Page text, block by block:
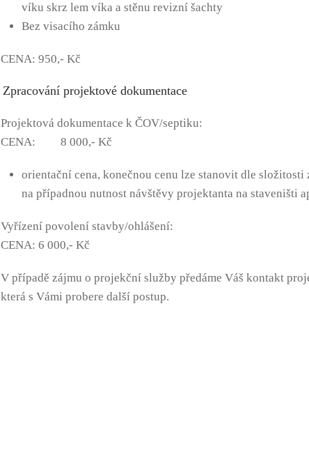
víku skrz lem víka a stěnu revizní šachty
Bez visacího zámku
CENA: 950,- Kč
Zpracování projektové dokumentace
Projektová dokumentace k ČOV/septiku:
CENA: 8 000,- Kč
orientační cena, konečnou cenu lze stanovit dle složitosti
na případnou nutnost návštěvy projektanta na staveništi
Vyřízení povolení stavby/ohlášení:
CENA: 6 000,- Kč
V případě zájmu o projekční služby předáme Váš kontakt
která s Vámi probere další postup.